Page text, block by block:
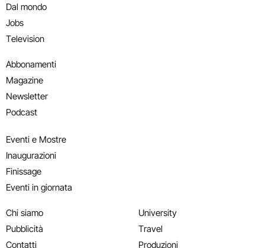
Dal mondo
Jobs
Television
Abbonamenti
Magazine
Newsletter
Podcast
Eventi e Mostre
Inaugurazioni
Finissage
Eventi in giornata
Chi siamo
Pubblicità
Contatti
University
Travel
Produzioni